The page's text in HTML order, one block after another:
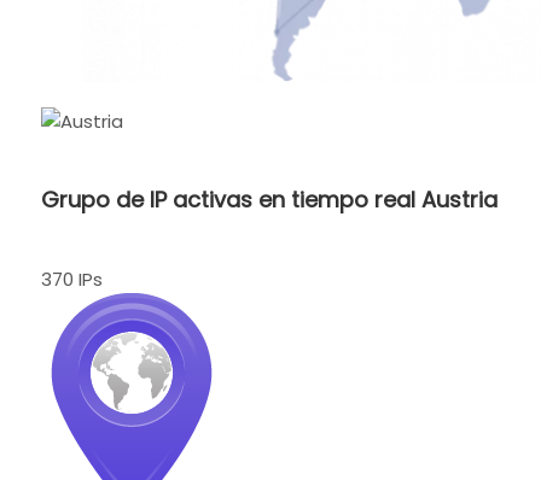
Grupo de IP activas en tiempo real Austria
370 IPs